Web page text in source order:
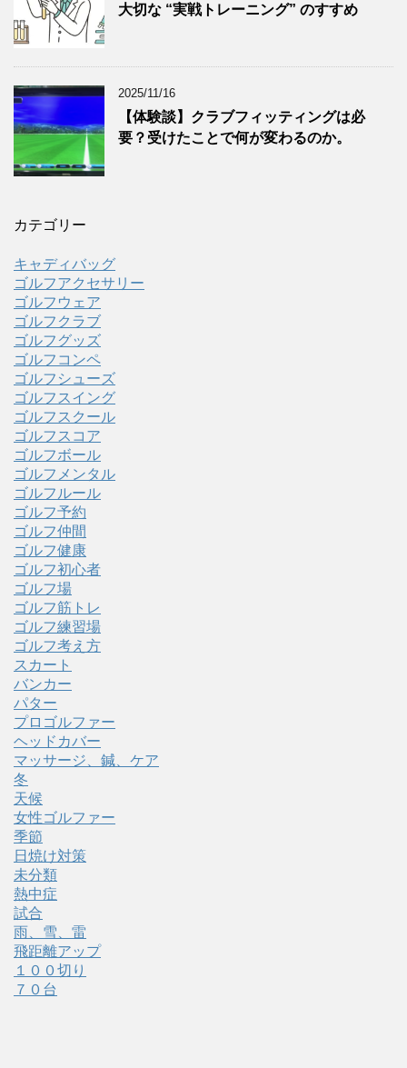
大切な “実戦トレーニング” のすすめ
2025/11/16
【体験談】クラブフィッティングは必
要？受けたことで何が変わるのか。
カテゴリー
キャディバッグ
ゴルフアクセサリー
ゴルフウェア
ゴルフクラブ
ゴルフグッズ
ゴルフコンペ
ゴルフシューズ
ゴルフスイング
ゴルフスクール
ゴルフスコア
ゴルフボール
ゴルフメンタル
ゴルフルール
ゴルフ予約
ゴルフ仲間
ゴルフ健康
ゴルフ初心者
ゴルフ場
ゴルフ筋トレ
ゴルフ練習場
ゴルフ考え方
スカート
バンカー
パター
プロゴルファー
ヘッドカバー
マッサージ、鍼、ケア
冬
天候
女性ゴルファー
季節
日焼け対策
未分類
熱中症
試合
雨、雪、雷
飛距離アップ
１００切り
７０台